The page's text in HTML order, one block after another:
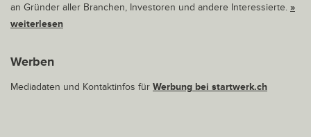
an Gründer aller Branchen, Investoren und andere Interessierte. »
weiterlesen
Werben
Mediadaten und Kontaktinfos für Werbung bei startwerk.ch